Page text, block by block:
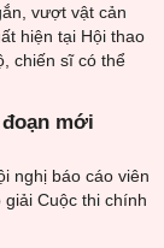
vượt vật cản
hiện tại Hội thao
chiến sĩ có thể
mới
nghị báo cáo viên
Cuộc thi chính